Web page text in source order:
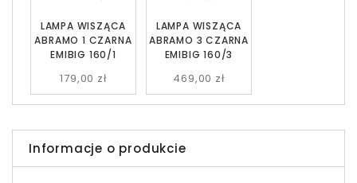
LAMPA WISZĄCA
ABRAMO 1 CZARNA
EMIBIG 160/1
179,00 zł
LAMPA WISZĄCA
ABRAMO 3 CZARNA
EMIBIG 160/3
469,00 zł
Informacje o produkcie